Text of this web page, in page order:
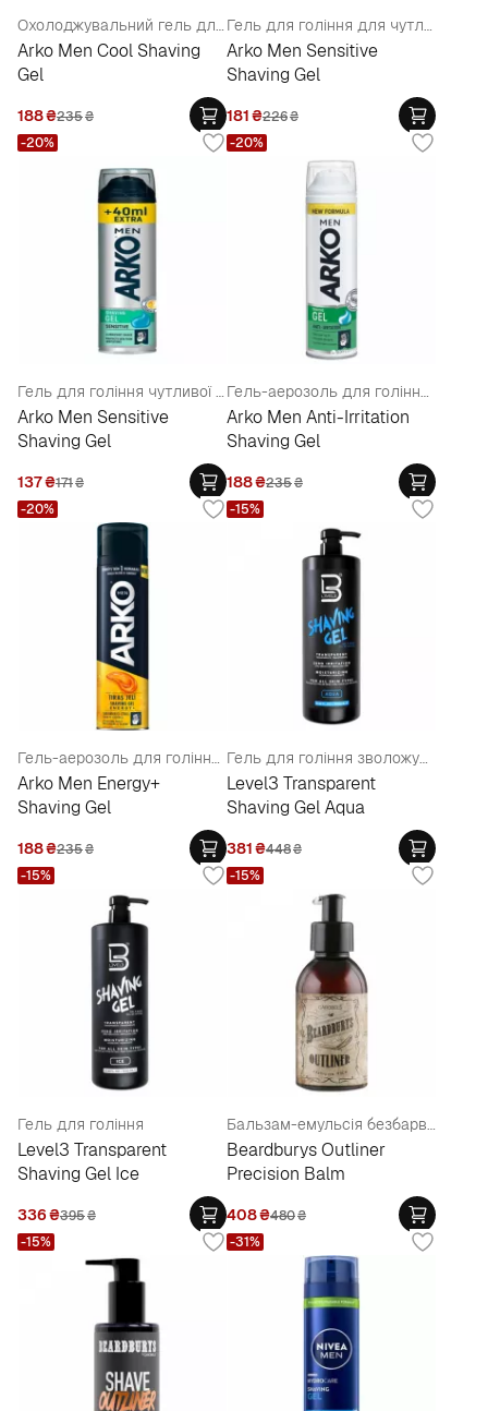
Охолоджувальний гель для гоління
Arko Men Cool Shaving
Gel
188₴235₴
Гель для гоління для чутливої ​​шкіри
Arko Men Sensitive
Shaving Gel
181₴226₴
Гель для гоління чутливої ​​шкіри
Arko Men Sensitive
Shaving Gel
137₴171₴
-20%
Гель-аерозоль для гоління проти подразнень з ромашкою та алое віра
Arko Men Anti-Irritation
Shaving Gel
188₴235₴
-20%
Гель-аерозоль для гоління з таурином та женьшенем
Arko Men Energy+
Shaving Gel
188₴235₴
-20%
Гель для гоління зволожувальний
Level3 Transparent
Shaving Gel Aqua
381₴448₴
-15%
Гель для гоління
Level3 Transparent
Shaving Gel Ice
336₴395₴
-15%
Бальзам-емульсія безбарвний для контурного гоління
Beardburys Outliner
Precision Balm
408₴480₴
-15%
-15% -31%